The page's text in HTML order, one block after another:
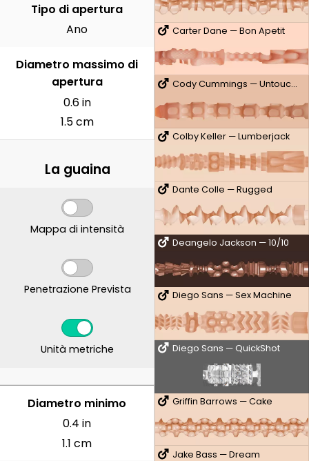
Carter Dane — Bon Apetit
Cody Cummings — Untouched
Colby Keller — Lumberjack
Dante Colle — Rugged
Deangelo Jackson — 10/10
Diego Sans — Sex Machine
Diego Sans — QuickShot
Griffin Barrows — Cake
Jake Bass — Dream
Tipo di apertura
Ano
Diametro massimo di
apertura
0.6 in
1.5 cm
La guaina
Mappa di intensità
Penetrazione Prevista
Unità metriche
Diametro minimo
0.4 in
1.1 cm